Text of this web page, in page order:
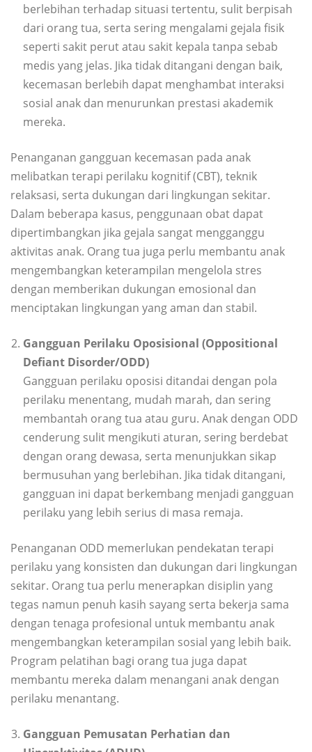
berlebihan terhadap situasi tertentu, sulit berpisah
dari orang tua, serta sering mengalami gejala fisik
seperti sakit perut atau sakit kepala tanpa sebab
medis yang jelas. Jika tidak ditangani dengan baik,
kecemasan berlebih dapat menghambat interaksi
sosial anak dan menurunkan prestasi akademik
mereka.
Penanganan gangguan kecemasan pada anak
melibatkan terapi perilaku kognitif (CBT), teknik
relaksasi, serta dukungan dari lingkungan sekitar.
Dalam beberapa kasus, penggunaan obat dapat
dipertimbangkan jika gejala sangat mengganggu
aktivitas anak. Orang tua juga perlu membantu anak
mengembangkan keterampilan mengelola stres
dengan memberikan dukungan emosional dan
menciptakan lingkungan yang aman dan stabil.
Gangguan Perilaku Oposisional (Oppositional
Defiant Disorder/ODD)
Gangguan perilaku oposisi ditandai dengan pola
perilaku menentang, mudah marah, dan sering
membantah orang tua atau guru. Anak dengan ODD
cenderung sulit mengikuti aturan, sering berdebat
dengan orang dewasa, serta menunjukkan sikap
bermusuhan yang berlebihan. Jika tidak ditangani,
gangguan ini dapat berkembang menjadi gangguan
perilaku yang lebih serius di masa remaja.
Penanganan ODD memerlukan pendekatan terapi
perilaku yang konsisten dan dukungan dari lingkungan
sekitar. Orang tua perlu menerapkan disiplin yang
tegas namun penuh kasih sayang serta bekerja sama
dengan tenaga profesional untuk membantu anak
mengembangkan keterampilan sosial yang lebih baik.
Program pelatihan bagi orang tua juga dapat
membantu mereka dalam menangani anak dengan
perilaku menantang.
Gangguan Pemusatan Perhatian dan